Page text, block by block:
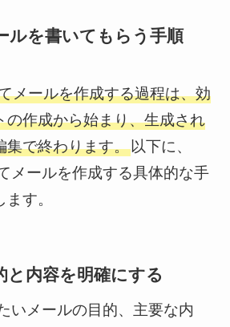
ルを書いてもらう手順
メールを作成する過程は、効
の作成から始まり、生成され
集で終わります。以下に、
メールを作成する具体的な手
す。
と内容を明確にする
いメールの目的、主要な内